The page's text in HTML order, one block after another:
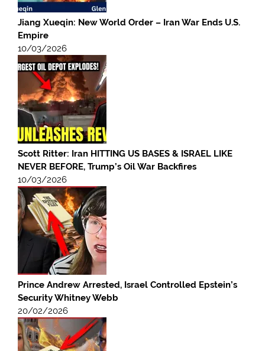
Jiang Xueqin: New World Order – Iran War Ends U.S.
Empire
10/03/2026
Scott Ritter: Iran HITTING US BASES & ISRAEL LIKE
NEVER BEFORE, Trump’s Oil War Backfires
10/03/2026
Prince Andrew Arrested, Israel Controlled Epstein’s
Security Whitney Webb
20/02/2026